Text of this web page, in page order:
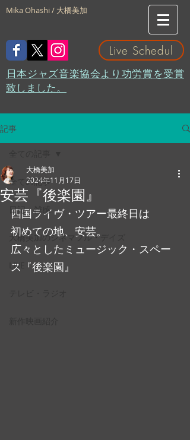
Mika Ohashi / 大橋美加
Live Schedul
​日本ジャズ音楽協会より功労賞を受賞
致しました。
記事
全ての記事
日記・雑感
大橋美加のシネマフル・デイズ
LIVE
安芸『後楽園』
大橋美加
2024年11月17日
四国ライヴ・ツアー最終日は
初めての地、安芸。
広々としたミュージック・スペー
ス『後楽園』